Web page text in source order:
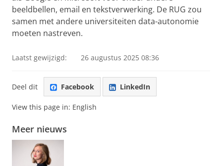
beeldbellen, email en tekstverwerking. De RUG zou
samen met andere universiteiten data-autonomie
moeten nastreven.
Laatst gewijzigd: 26 augustus 2025 08:36
Deel dit Facebook LinkedIn
View this page in: English
Meer nieuws